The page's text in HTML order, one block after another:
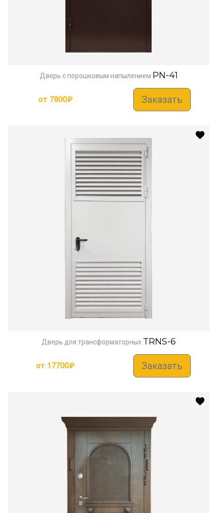
Дверь с порошковым напылением PN-41
от 7800₽ Заказать
Дверь для трансформаторных TRNS-6
от 17700₽ Заказать